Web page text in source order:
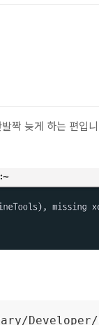
짝 늦게 하는 편입